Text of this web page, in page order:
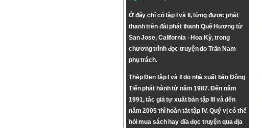
Ở đây chỉ có tập I và II, từng được phát
thanh trên đài phát thanh Quê Hương từ
San Jose, California - Hoa Kỳ, trong
chương trình đọc truyện do Trần Nam
phụ trách.
Thép Đen tập I và II do nhà xuất bản Đông
Tiến phát hành từ năm 1987. Đến năm
1991, tác giả tự xuất bản tập III và đến
năm 2005 thì hoàn tất tập IV. Quý vị có thể
hỏi mua sách hay dĩa đọc truyện qua địa